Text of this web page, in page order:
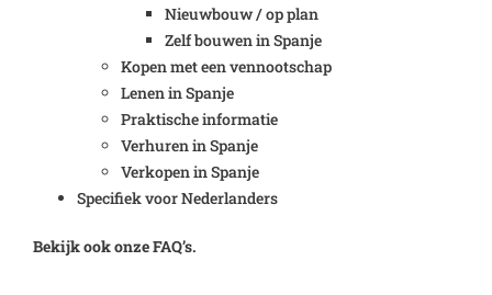
Nieuwbouw / op plan
Zelf bouwen in Spanje
Kopen met een vennootschap
Lenen in Spanje
Praktische informatie
Verhuren in Spanje
Verkopen in Spanje
Specifiek voor Nederlanders
Bekijk ook onze FAQ’s.